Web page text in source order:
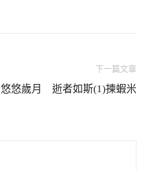
下一篇文章
悠悠歲月 逝者如斯(1)揀蝦米